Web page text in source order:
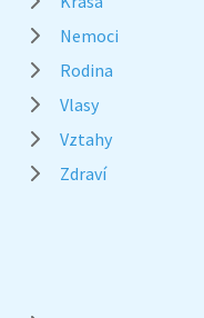
Nemoci
Rodina
Vlasy
Vztahy
Zdraví